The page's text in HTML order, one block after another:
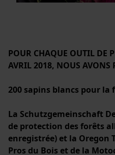
POUR CHAQUE OUTIL DE
AVRIL 2018, NOUS AVONS
200 sapins blancs pour la
La Schutzgemeinschaft
de protection des forêts
enregistrée) et la Oregon
Pros du Bois et de la